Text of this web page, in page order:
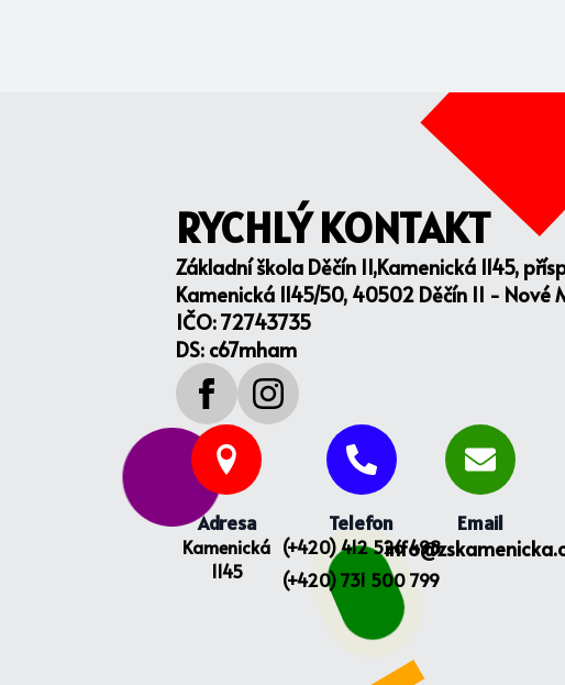
RYCHLÝ KONTAKT
Základní škola Děčín II,Kamenická 1145,
Kamenická 1145/50, 40502 Děčín II - Nové
IČO: 72743735
DS: c67mham
Adresa
Kamenická
1145
Telefon
(+420) 412 526 498
(+420) 731 500 799
Email